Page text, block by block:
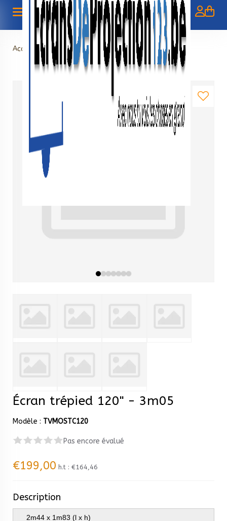
Accueil >Écran trépied 120" - 3m05
Écran trépied 120" - 3m05
Modèle : TVMOSTC120
Pas encore évalué
€199,00 h.t : €164,46
Description
2m44 x 1m83 (l x h)